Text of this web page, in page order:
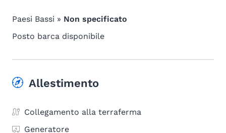
Paesi Bassi » Non specificato
Posto barca disponibile
Allestimento
Collegamento alla terraferma
Generatore